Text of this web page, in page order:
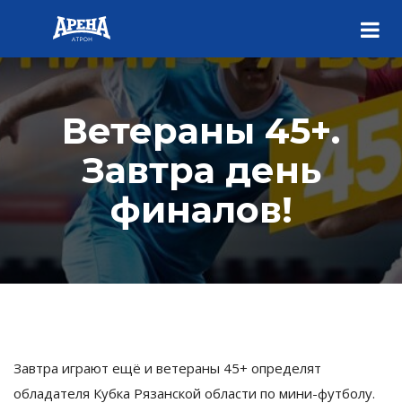
Ветераны 45+.
Завтра день
финалов!
Завтра играют ещё и ветераны 45+ определят
обладателя Кубка Рязанской области по мини-футболу.